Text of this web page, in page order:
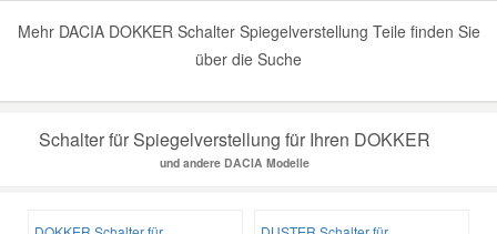
Mehr DACIA DOKKER Schalter Spiegelverstellung Teile finden Sie
über die Suche
Schalter für Spiegelverstellung für Ihren DOKKER
und andere DACIA Modelle